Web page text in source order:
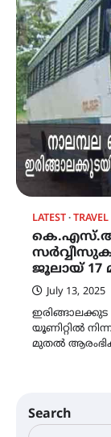
LATEST TRAVEL
ജൂലായ്
July 13, 2025
യൂണിറ്റിൽ
മുതൽ
Search